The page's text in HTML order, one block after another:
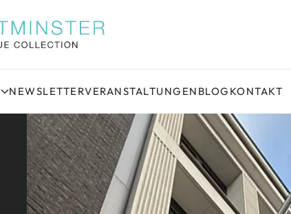
NEWSLETTERVERANSTALTUNGEN BLOG KONTAKT